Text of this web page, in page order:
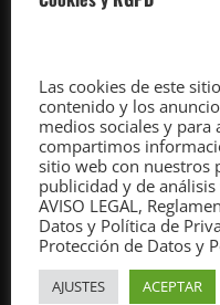
heredar»
Lunes a viernes (de
horas)
Teléfono: 686447266
Las cookies de este
contenido y los
medios sociales y para
compartimos
sitio web con nuestros
publicidad y de análisis
AVISO LEGAL,
Datos y Política de
Protección de Datos y
AJUSTES ACEPTAR